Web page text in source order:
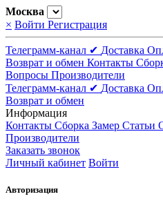
Москва
× Войти Регистрация
Телеграмм-канал ✔ Доставка
Возврат и обмен Контакты
Вопросы Производители
Телеграмм-канал ✔ Доставка
Возврат и обмен
Информация
Контакты Сборка Замер Статьи
Производители
Заказать звонок
Личный кабинет Войти
Авторизация